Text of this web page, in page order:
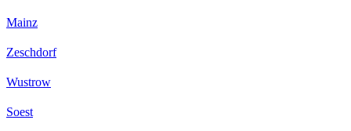
Mainz
Zeschdorf
Wustrow
Soest